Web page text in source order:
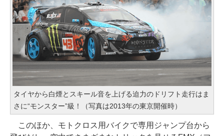
タイヤから白煙とスキール音を上げる迫力のドリフト走行はま
さに“モンスター”級！（写真は2013年の東京開催時）
このほか、モトクロス用バイクで専用ジャンプ台から